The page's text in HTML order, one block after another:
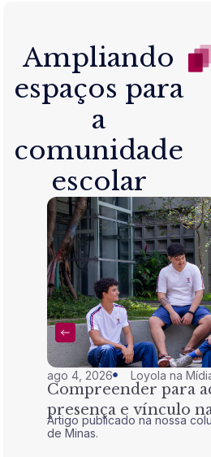
Ampliando
espaços para
a
comunidade
escolar
ago 4, 2026 Loyola na
Compreender para
presença e vínculo
Artigo publicado na nossa
de Minas.